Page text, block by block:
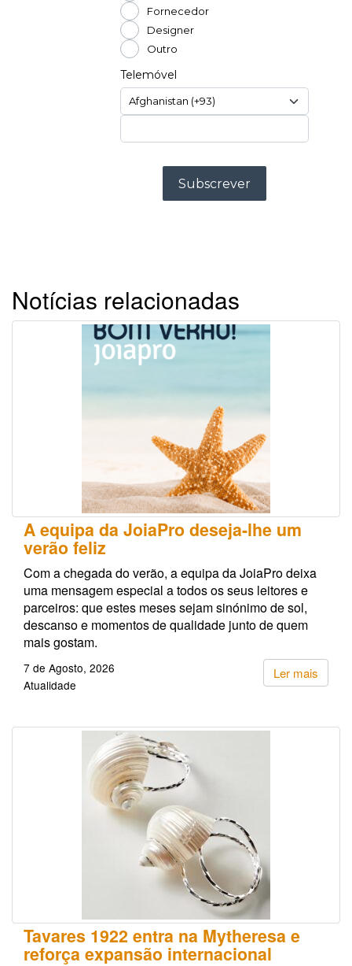
Notícias relacionadas
A equipa da JoiaPro deseja-lhe um
verão feliz
Com a chegada do verão, a equipa da JoiaPro deixa
uma mensagem especial a todos os seus leitores e
parceiros: que estes meses sejam sinónimo de sol,
descanso e momentos de qualidade junto de quem
mais gostam.
Ler mais
7 de Agosto, 2026
Atualidade
Tavares 1922 entra na Mytheresa e
reforça expansão internacional